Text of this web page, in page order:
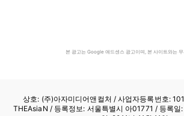
본 광고는 Google 애드센스 광고이며, 본 사이트와는 무
상호: (주)아자미디어앤컬처 /사업자등록번호:
THEAsiaN / 등록정보: 서울특별시 아01771 / 등록일